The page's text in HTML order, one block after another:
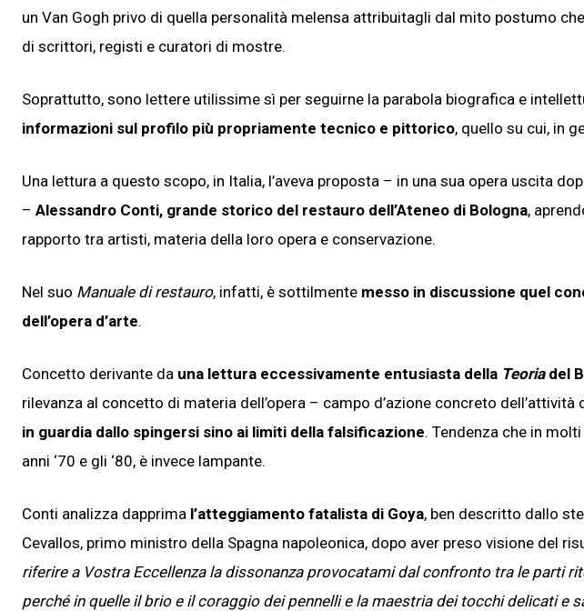
un Van Gogh privo di quella personalità melensa attribuitagli dal mito postumo
di scrittori, registi e curatori di mostre.
Soprattutto, sono lettere utilissime sì per seguirne la parabola biografica e
informazioni sul profilo più propriamente tecnico e pittorico, quello su cui, in
Una lettura a questo scopo, in Italia, l’aveva proposta – in una sua opera uscita
– Alessandro Conti, grande storico del restauro dell’Ateneo di Bologna,
rapporto tra artisti, materia della loro opera e conservazione.
Nel suo Manuale di restauro, infatti, è sottilmente messo in discussione quel
dell’opera d’arte.
Concetto derivante da una lettura eccessivamente entusiasta della Teoriadel
rilevanza al concetto di materia dell’opera – campo d’azione concreto dell’attività
in guardia dallo spingersi sino ai limiti della falsificazione. Tendenza che in
anni ‘70 e gli ‘80, è invece lampante.
Conti analizza dapprima l’atteggiamento fatalista di Goya, ben descritto dallo
Cevallos, primo ministro della Spagna napoleonica, dopo aver preso visione del
riferire a Vostra Eccellenza la dissonanza provocatami dal confronto tra le parti
perché in quelle il brio e il coraggio dei pennelli e la maestria dei tocchi delicati e